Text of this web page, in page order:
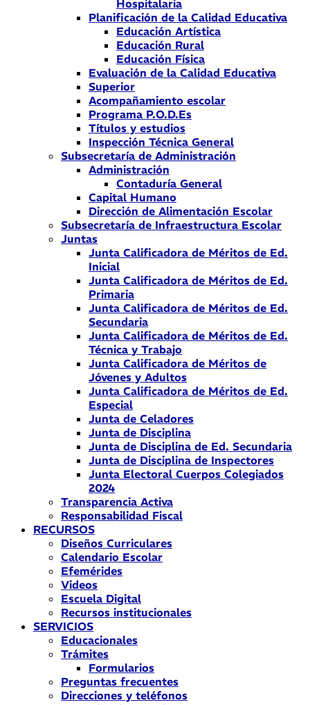
Hospitalaria
Planificación de la Calidad Educativa
Educación Artística
Educación Rural
Educación Física
Evaluación de la Calidad Educativa
Superior
Acompañamiento escolar
Programa P.O.D.Es
Títulos y estudios
Inspección Técnica General
Subsecretaría de Administración
Administración
Contaduría General
Capital Humano
Dirección de Alimentación Escolar
Subsecretaría de Infraestructura Escolar
Juntas
Junta Calificadora de Méritos de Ed.
Inicial
Junta Calificadora de Méritos de Ed.
Primaria
Junta Calificadora de Méritos de Ed.
Secundaria
Junta Calificadora de Méritos de Ed.
Técnica y Trabajo
Junta Calificadora de Méritos de
Jóvenes y Adultos
Junta Calificadora de Méritos de Ed.
Especial
Junta de Celadores
Junta de Disciplina
Junta de Disciplina de Ed. Secundaria
Junta de Disciplina de Inspectores
Junta Electoral Cuerpos Colegiados
2024
Transparencia Activa
Responsabilidad Fiscal
RECURSOS
Diseños Curriculares
Calendario Escolar
Efemérides
Videos
Escuela Digital
Recursos institucionales
SERVICIOS
Educacionales
Trámites
Formularios
Preguntas frecuentes
Direcciones y teléfonos